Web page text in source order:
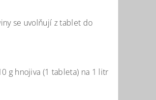
se uvolňují z tablet do
g hnojiva (1 tableta) na 1 litr